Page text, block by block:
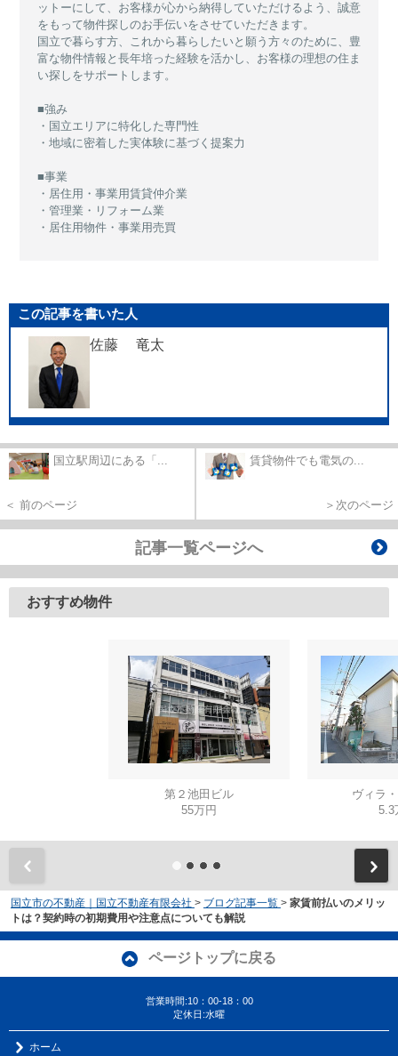
ットーにして、お客様が心から納得していただけるよう、誠意
をもって物件探しのお手伝いをさせていただきます。
国立で暮らす方、これから暮らしたいと願う方々のために、豊
富な物件情報と長年培った経験を活かし、お客様の理想の住ま
い探しをサポートします。
■強み
・国立エリアに特化した専門性
・地域に密着した実体験に基づく提案力
■事業
・居住用・事業用賃貸仲介業
・管理業・リフォーム業
・居住用物件・事業用売買
この記事を書いた人
佐藤 竜太
国立駅周辺にある「...
＜ 前のページ
賃貸物件でも電気の...
＞次のページ
記事一覧ページへ
おすすめ物件
第２池田ビル
55万円
ヴィラ
5.3
国立市の不動産｜国立不動産有限会社 > ブログ記事一覧 > 家賃前払いのメリッ
トは？契約時の初期費用や注意点についても解説
ページトップに戻る
営業時間:10：00-18：00
定休日:水曜
ホーム